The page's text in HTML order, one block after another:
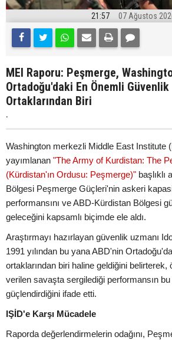
21:57 07 Ağustos
MEI Raporu: Peşmerge,
Ortadoğu'daki En Önemli Güvenlik
Ortaklarından Biri
.
Washington merkezli Middle East Institute
yayımlanan "The Army of Kurdistan: The
(Kürdistan'ın Ordusu: Peşmerge)" başlıklı
Bölgesi Peşmerge Güçleri'nin askeri
performansını ve ABD-Kürdistan Bölgesi
geleceğini kapsamlı biçimde ele aldı.
Araştırmayı hazırlayan güvenlik uzmanı
1991 yılından bu yana ABD'nin
ortaklarından biri haline geldiğini belirterek,
verilen savaşta sergilediği performansın bu
güçlendirdiğini ifade etti.
IŞİD'e Karşı Mücadele
Raporda değerlendirmelerin odağını,